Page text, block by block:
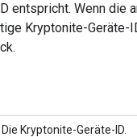
entspricht. Wenn die
Kryptonite-Geräte-
Die Kryptonite-Geräte-ID.